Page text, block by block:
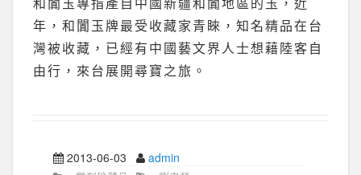
和闐玉專指產自中國新疆和闐地區的玉，近
年，和闐玉牌最受收藏家青睞，知名精品在台
灣被收藏，已經有中國藝文界人士想藉陸客自
由行，來台展開尋寶之旅。
2013-06-03 admin